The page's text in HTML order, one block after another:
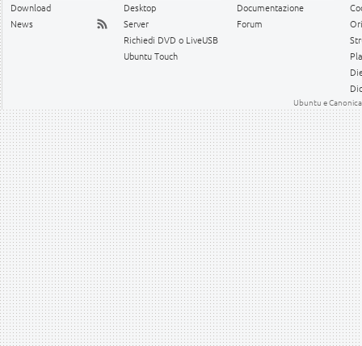
Download
News
Desktop
Server
Richiedi DVD o LiveUSB
Ubuntu Touch
Documentazione
Forum
Ubuntu e